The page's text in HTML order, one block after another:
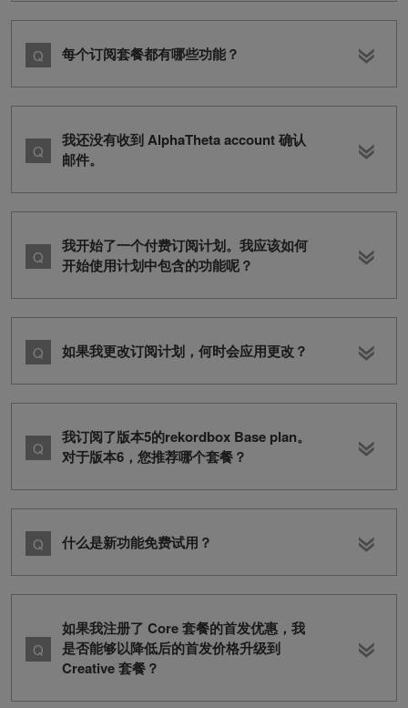
每个订阅套餐都有哪些功能？
我还没有收到 AlphaTheta account 确认
邮件。
我开始了一个付费订阅计划。我应该如何
开始使用计划中包含的功能呢？
如果我更改订阅计划，何时会应用更改？
我订阅了版本5的rekordbox Base plan。
对于版本6，您推荐哪个套餐？
什么是新功能免费试用？
如果我注册了 Core 套餐的首发优惠，我
是否能够以降低后的首发价格升级到
Creative 套餐？